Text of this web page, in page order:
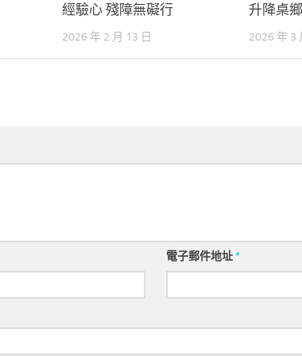
經驗心 殘障無礙行
2026 年 2 月 13 日
升降桌
2026 年 3
電子郵件地址*